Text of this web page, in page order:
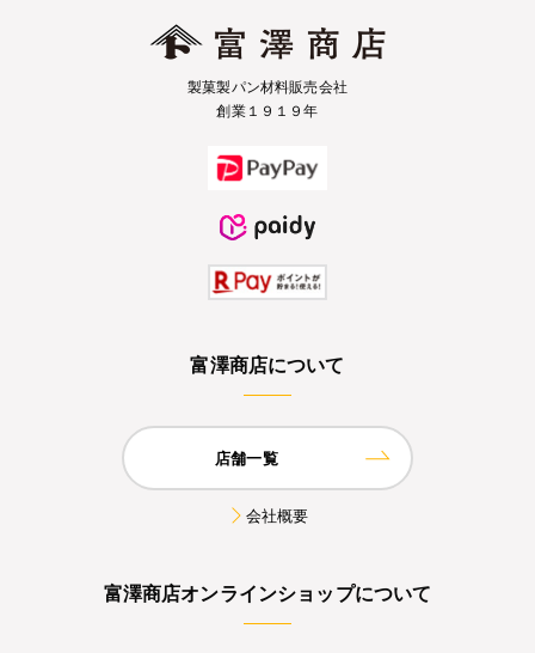
製菓製パン材料販売会社
創業１９１９年
富澤商店について
店舗一覧
会社概要
富澤商店オンラインショップについて